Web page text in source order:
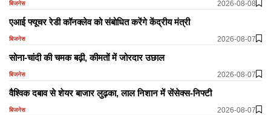
बिजनेस 2026-08-08
एआई फ्यूचर रेडी कॉनक्लेव को संबोधित करेंगे केंद्रीय मंत्री
बिजनेस 2026-08-07
सोना-चांदी की चमक बढ़ी, कीमतों में जोरदार उछाल
बिजनेस 2026-08-07
वैश्विक दबाव से शेयर बाजार लुढ़का, लाल निशान में सेंसेक्स-निफ्टी
बिजनेस 2026-08-07